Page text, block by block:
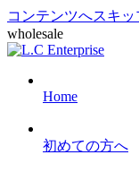
コンテンツへスキッ
wholesale
Home
初めての方へ